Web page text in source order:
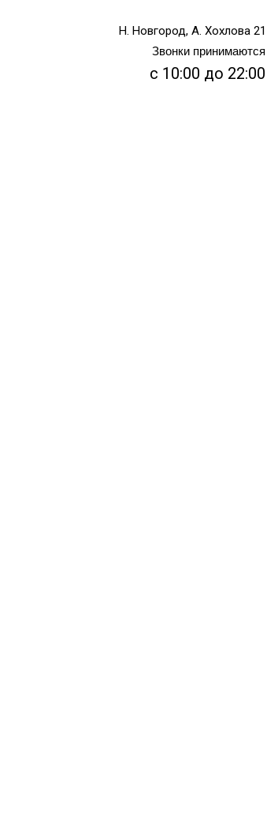
Н. Новгород, А. Хохлова 21
Звонки принимаются
с 10:00 до 22:00